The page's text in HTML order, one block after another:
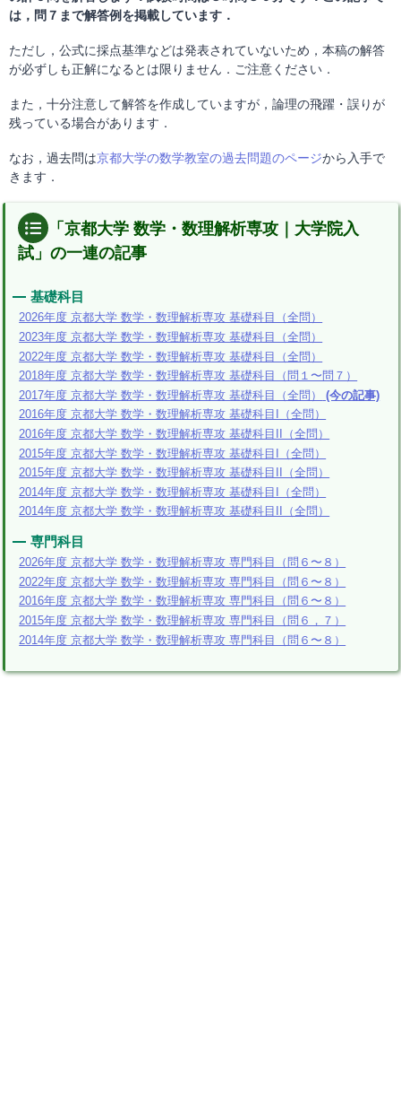
は，問７まで解答例を掲載しています．
ただし，公式に採点基準などは発表されていないため，本稿の解答
が必ずしも正解になるとは限りません．ご注意ください．
また，十分注意して解答を作成していますが，論理の飛躍・誤りが
残っている場合があります．
なお，過去問は京都大学の数学教室の過去問題のページから入手で
きます．
「京都大学 数学・数理解析専攻｜大学院入
試」の一連の記事
基礎科目
2026年度 京都大学 数学・数理解析専攻 基礎科目（全問）
2023年度 京都大学 数学・数理解析専攻 基礎科目（全問）
2022年度 京都大学 数学・数理解析専攻 基礎科目（全問）
2018年度 京都大学 数学・数理解析専攻 基礎科目（問１〜問７）
2017年度 京都大学 数学・数理解析専攻 基礎科目（全問）
(今の記事)
2016年度 京都大学 数学・数理解析専攻 基礎科目I（全問）
2016年度 京都大学 数学・数理解析専攻 基礎科目II（全問）
2015年度 京都大学 数学・数理解析専攻 基礎科目I（全問）
2015年度 京都大学 数学・数理解析専攻 基礎科目II（全問）
2014年度 京都大学 数学・数理解析専攻 基礎科目I（全問）
2014年度 京都大学 数学・数理解析専攻 基礎科目II（全問）
専門科目
2026年度 京都大学 数学・数理解析専攻 専門科目（問６〜８）
2022年度 京都大学 数学・数理解析専攻 専門科目（問６〜８）
2016年度 京都大学 数学・数理解析専攻 専門科目（問６〜８）
2015年度 京都大学 数学・数理解析専攻 専門科目（問６，７）
2014年度 京都大学 数学・数理解析専攻 専門科目（問６〜８）